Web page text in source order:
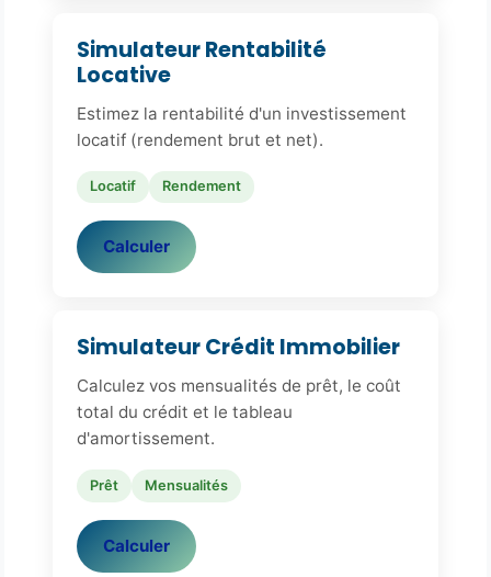
Simulateur Rentabilité
Locative
Estimez la rentabilité d'un investissement
locatif (rendement brut et net).
Locatif Rendement
Calculer
Simulateur Crédit Immobilier
Calculez vos mensualités de prêt, le coût
total du crédit et le tableau
d'amortissement.
Prêt Mensualités
Calculer